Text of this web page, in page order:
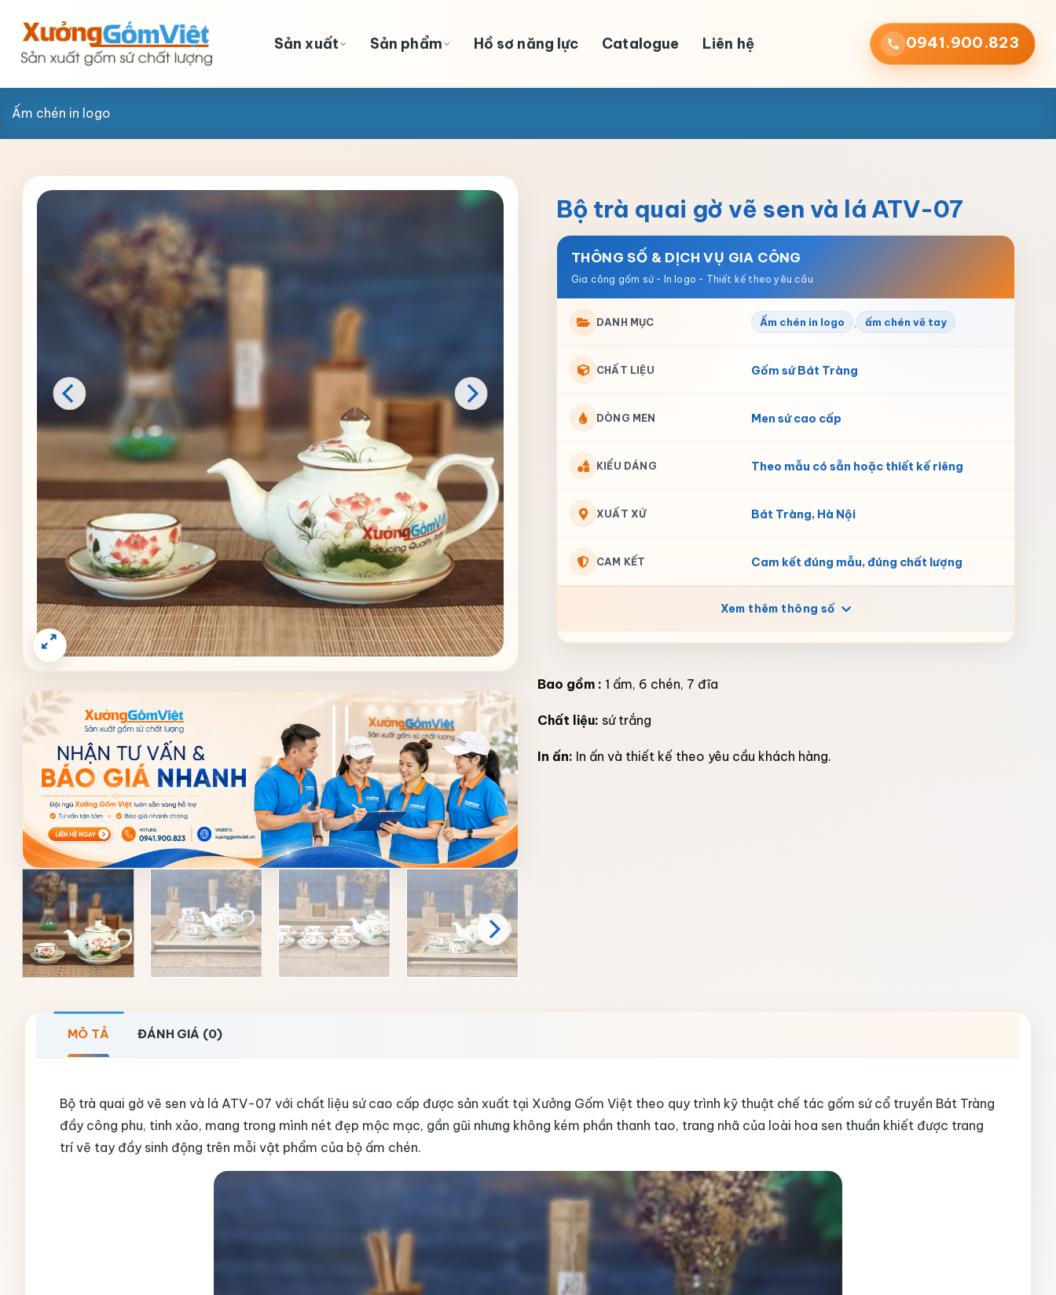
content
Sản xuất Sản phẩm Hồ sơ năng lực Catalogue Liên hệ 0941.900.823
Ấm chén in logo
Bộ trà quai gờ vẽ sen và lá ATV-07
THÔNG SỐ & DỊCH VỤ GIA CÔNG
DANH MỤC Ấm chén in logo , ấm chén vẽ tay
CHẤT LIỆU Gốm sứ Bát Tràng
DÒNG MEN Men sứ cao cấp
KIỂU DÁNG Theo mẫu có sẵn hoặc thiết kế riêng
XUẤT XỨ Bát Tràng, Hà Nội
CAM KẾT Cam kết đúng mẫu, đúng chất lượng
Xem thêm thông số
Bao gồm : 1 ấm, 6 chén, 7 đĩa
Chất liệu: sứ trắng
In ấn: In ấn và thiết kế theo yêu cầu khách hàng.
MÔ TẢ ĐÁNH GIÁ (0)
Bộ trà quai gờ vẽ sen và lá ATV-07 với chất liệu sứ cao cấp được sản xuất tại Xưởng Gốm Việt theo quy trình kỹ thuật chế tác gốm sứ cổ truyền Bát Tràng
đầy công phu, tinh xảo, mang trong mình nét đẹp mộc mạc, gần gũi nhưng không kém phần thanh tao, trang nhã của loài hoa sen thuần khiết được trang
trí vẽ tay đầy sinh động trên mỗi vật phẩm của bộ ấm chén.